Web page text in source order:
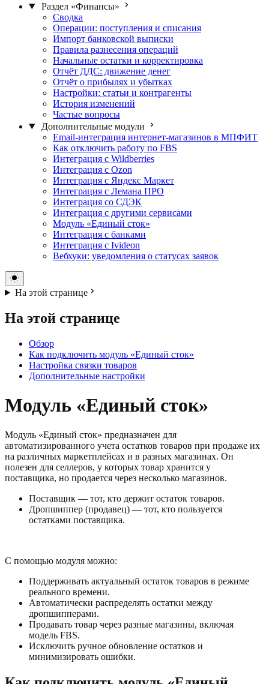
Раздел «Финансы»
Сводка
Операции: поступления и списания
Импорт банковской выписки
Правила разнесения операций
Начальные остатки и корректировка
Отчёт ДДС: движение денег
Отчёт о прибылях и убытках
Настройки: статьи и контрагенты
История изменений
Частые вопросы
Дополнительные модули
Email-интеграция интернет-магазинов в МПФИТ
Как отключить работу по FBS
Интеграция с Wildberries
Интеграция с Ozon
Интеграция с Яндекс Маркет
Интеграция с Лемана ПРО
Интеграция со СДЭК
Интеграция с другими сервисами
Модуль «Единый сток»
Интеграция с банками
Интеграция с Ivideon
Вебхуки: уведомления о статусах заявок
На этой странице
На этой странице
Обзор
Как подключить модуль «Единый сток»
Настройка связки товаров
Дополнительные настройки
Модуль «Единый сток»
Модуль «Единый сток» предназначен для
автоматизированного учета остатков товаров при продаже их
на различных маркетплейсах и в разных магазинах. Он
полезен для селлеров, у которых товар хранится у
поставщика, но продается через несколько магазинов.
Поставщик — тот, кто держит остаток товаров.
Дропшиппер (продавец) — тот, кто пользуется
остатками поставщика.
С помощью модуля можно:
Поддерживать актуальный остаток товаров в режиме
реального времени.
Автоматически распределять остатки между
дропшипперами.
Продавать товар через разные магазины, включая
модель FBS.
Исключить ручное обновление остатков и
минимизировать ошибки.